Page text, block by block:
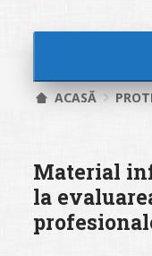
ACASĂ
Material
la